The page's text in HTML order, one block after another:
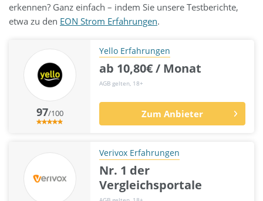
erkennen? Ganz einfach – indem Sie unsere Testberichte,
etwa zu den EON Strom Erfahrungen.
97/100
Yello Erfahrungen
ab 10,80€ / Monat
AGB gelten, 18+
Zum Anbieter
Verivox Erfahrungen
Nr. 1 der
Vergleichsportale